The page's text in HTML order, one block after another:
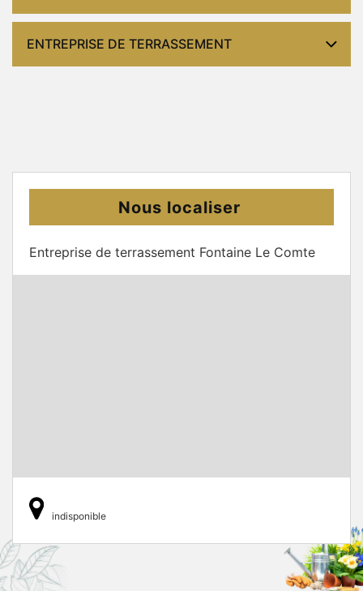
ENTREPRISE DE TERRASSEMENT
Nous localiser
Entreprise de terrassement Fontaine Le Comte
indisponible